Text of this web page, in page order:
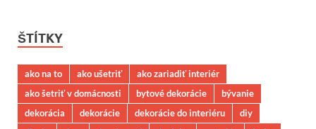
ŠTÍTKY
ako na to ako ušetriť
ako zariadiť interiér
ako šetriť v domácnosti
bytové dekorácie
bývanie
dekorácia
dekorácie dekorácie do interiéru
diy